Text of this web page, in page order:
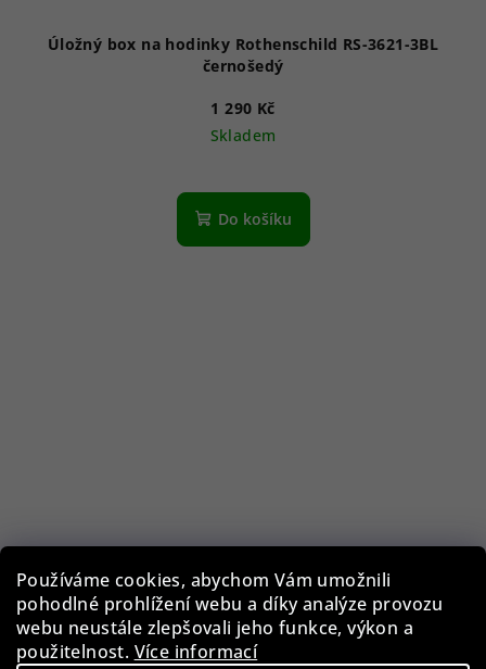
Používáme cookies, abychom Vám umožnili
pohodlné prohlížení webu a díky analýze provozu
webu neustále zlepšovali jeho funkce, výkon a
použitelnost. Více informací
Úložný box na hodinky Rothenschild RS-3621-3BL
černošedý
1 290 Kč
Skladem
Do košíku
Rothenschild RS-1087-10C box na hodinky a šperky